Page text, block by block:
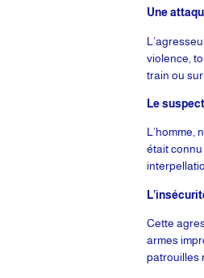
Une
violence,
train ou
Le
L’homme,
était connu
Cette
armes
patrouilles